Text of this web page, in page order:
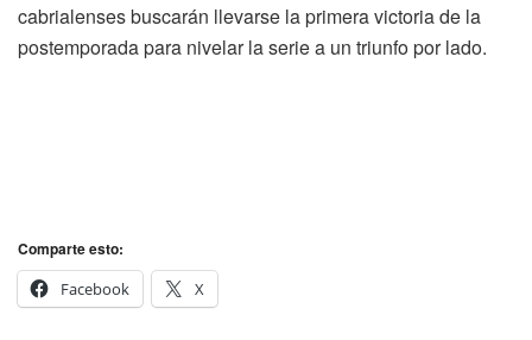
cabrialenses buscarán llevarse la primera victoria de la
postemporada para nivelar la serie a un triunfo por lado.
Comparte esto:
Facebook
X